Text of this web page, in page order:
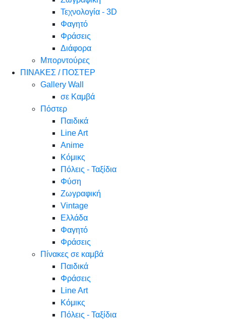
Τεχνολογία - 3D
Φαγητό
Φράσεις
Διάφορα
Μπορντούρες
ΠΙΝΑΚΕΣ / ΠΟΣΤΕΡ
Gallery Wall
σε Καμβά
Πόστερ
Παιδικά
Line Art
Anime
Κόμικς
Πόλεις - Ταξίδια
Φύση
Ζωγραφική
Vintage
Ελλάδα
Φαγητό
Φράσεις
Πίνακες σε καμβά
Παιδικά
Φράσεις
Line Art
Κόμικς
Πόλεις - Ταξίδια